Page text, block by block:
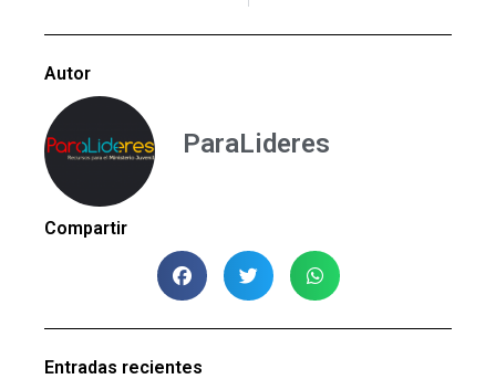
Autor
ParaLideres
Compartir
Entradas recientes